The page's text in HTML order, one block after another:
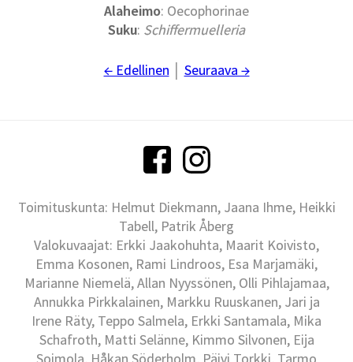
Alaheimo: Oecophorinae
Suku: Schiffermuelleria
← Edellinen Seuraava →
Toimituskunta: Helmut Diekmann, Jaana Ihme, Heikki
Tabell, Patrik Åberg
Valokuvaajat: Erkki Jaakohuhta, Maarit Koivisto,
Emma Kosonen, Rami Lindroos, Esa Marjamäki,
Marianne Niemelä, Allan Nyyssönen, Olli Pihlajamaa,
Annukka Pirkkalainen, Markku Ruuskanen, Jari ja
Irene Räty, Teppo Salmela, Erkki Santamala, Mika
Schafroth, Matti Selänne, Kimmo Silvonen, Eija